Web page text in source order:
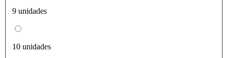
9 unidades
10 unidades